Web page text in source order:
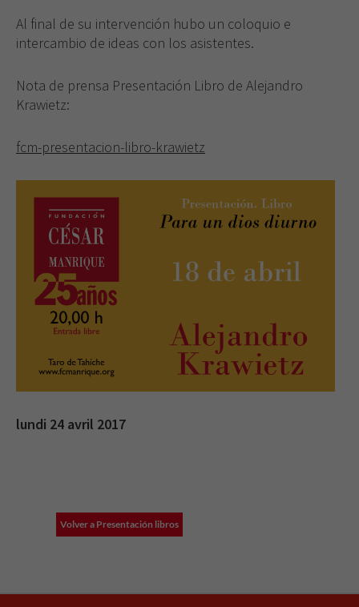
Al final de su intervención hubo un coloquio e
intercambio de ideas con los asistentes.
Nota de prensa Presentación Libro de Alejandro
Krawietz:
fcm-presentacion-libro-krawietz
lundi 24 avril 2017
Volver a Presentación libros
cookies no